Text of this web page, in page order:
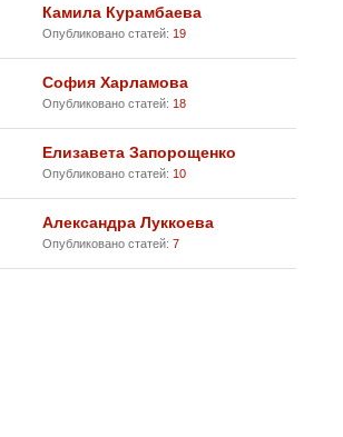
Камила Курамбаева
Опубликовано статей: 19
София Харламова
Опубликовано статей: 18
Елизавета Запорощенко
Опубликовано статей: 10
Александра Луккоева
Опубликовано статей: 7